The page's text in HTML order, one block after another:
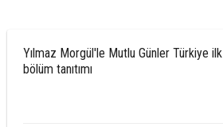
Yılmaz Morgül'le Mutlu Günler Türkiye ilk
bölüm tanıtımı